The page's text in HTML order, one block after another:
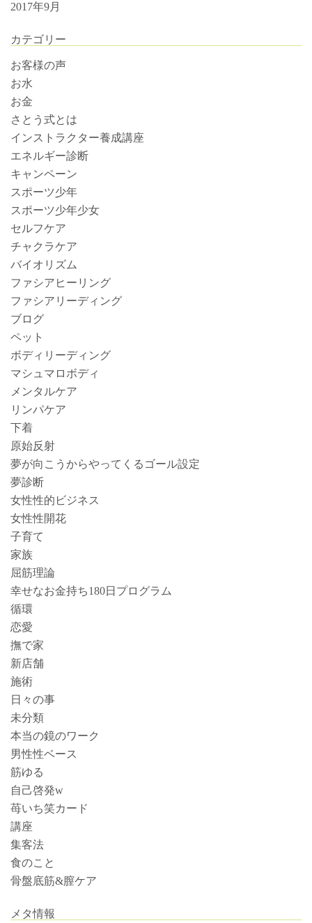
2017年9月
カテゴリー
お客様の声
お水
お金
さとう式とは
インストラクター養成講座
エネルギー診断
キャンペーン
スポーツ少年
スポーツ少年少女
セルフケア
チャクラケア
バイオリズム
ファシアヒーリング
ファシアリーディング
ブログ
ペット
ボディリーディング
マシュマロボディ
メンタルケア
リンパケア
下着
原始反射
夢が向こうからやってくるゴール設定
夢診断
女性性的ビジネス
女性性開花
子育て
家族
屈筋理論
幸せなお金持ち180日プログラム
循環
恋愛
撫で家
新店舗
施術
日々の事
未分類
本当の鏡のワーク
男性性ベース
筋ゆる
自己啓発w
苺いち笑カード
講座
集客法
食のこと
骨盤底筋&膣ケア
メタ情報